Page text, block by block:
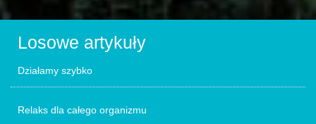
Losowe artykuły
Działamy szybko
Relaks dla całego organizmu